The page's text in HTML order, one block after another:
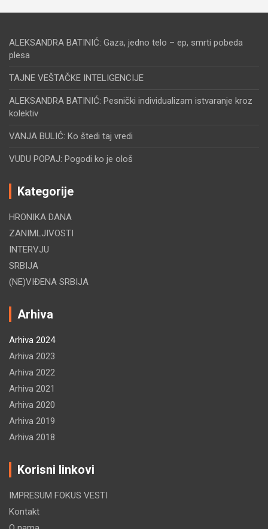
ALEKSANDRA BATINIĆ: Gaza, jedno telo – ep, smrti pobeda
plesa
TAJNE VEŠTAČKE INTELIGENCIJE
ALEKSANDRA BATINIĆ: Pesnički individualizam istvaranje kroz
kolektiv
VANJA BULIĆ: Ko štedi taj vredi
VUDU POPAJ: Pogodi ko je ološ
Kategorije
HRONIKA DANA
ZANIMLJIVOSTI
INTERVJU
SRBIJA
(NE)VIĐENA SRBIJA
Arhiva
Arhiva 2024
Arhiva 2023
Arhiva 2022
Arhiva 2021
Arhiva 2020
Arhiva 2019
Arhiva 2018
Korisni linkovi
IMPRESUM FOKUS VESTI
Kontakt